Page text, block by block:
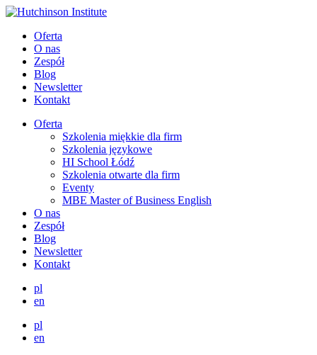
Oferta
O nas
Zespół
Blog
Newsletter
Kontakt
Oferta
Szkolenia miękkie dla firm
Szkolenia językowe
HI School Łódź
Szkolenia otwarte dla firm
Eventy
MBE Master of Business English
O nas
Zespół
Blog
Newsletter
Kontakt
pl
en
pl
en